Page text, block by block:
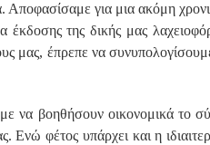
για μια ακόμη
έκδοσης της δικής μας
μας, έπρεπε να
να βοηθήσουν οικονομικά το
Ενώ φέτος υπάρχει και η